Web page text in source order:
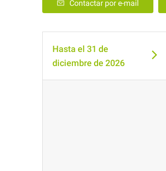
Contactar por e-mail
Hasta el 31 de
diciembre de 2026